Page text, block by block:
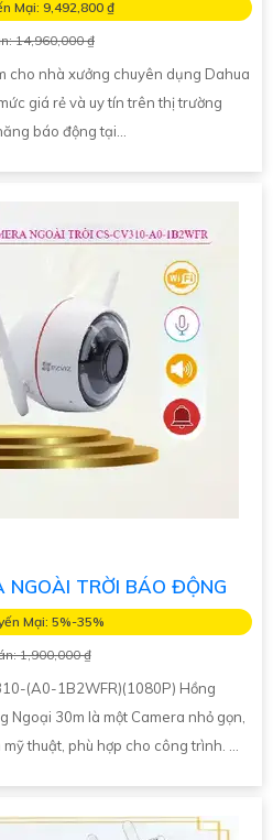
Mại: 9,492,800 ₫
14,960,000 ₫
cho nhà xưởng chuyên dụng Dahua
giá rẻ và uy tín trên thị trường
báo động tại...
NGOÀI TRỜI BÁO ĐỘNG
Mại: 5%-35%
1,900,000 ₫
(A0-1B2WFR)(1080P) Hồng
Ngoại 30m là một Camera nhỏ gọn,
thuật, phù hợp cho công trình. ...